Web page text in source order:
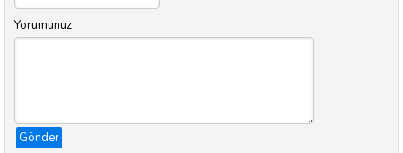
Yorumunuz
Gönder